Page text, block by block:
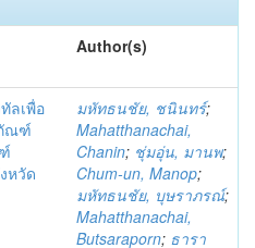
Author(s)
ลเพื่อ
ณฑ์
หวัด
มหัทธนชัย, ชนินทร์;
Mahatthanachai,
Chanin; ชุ่มอุ่น, มานพ;
Chum-un, Manop;
มหัทธนชัย, บุษราภรณ์;
Mahatthanachai,
Butsaraporn; ธารา